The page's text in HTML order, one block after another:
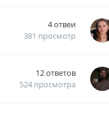
4отвеи
381 просмотр
12ответов
524 просмотра